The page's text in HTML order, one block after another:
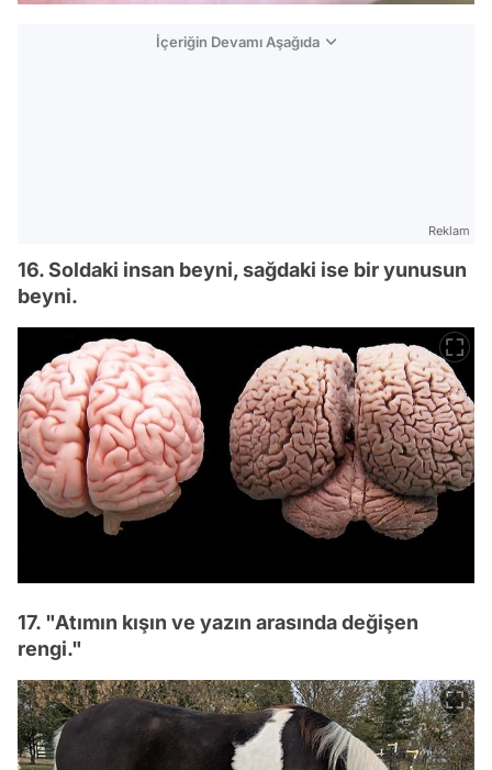
İçeriğin Devamı Aşağıda
Reklam
16. Soldaki insan beyni, sağdaki ise bir yunusun
beyni.
17. "Atımın kışın ve yazın arasında değişen
rengi."